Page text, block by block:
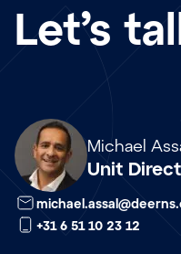
Let’s
Michael
Unit
Array
+31 6 51 10 23 12